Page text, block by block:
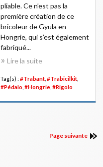
pliable. Ce n’est pas la
première création de ce
bricoleur de Gyula en
Hongrie, qui s’est également
fabriqué...
Lire la suite
Tag(s) : #Trabant #Trabicilkit
#Pédalo #Hongrie #Rigolo
Page suivante